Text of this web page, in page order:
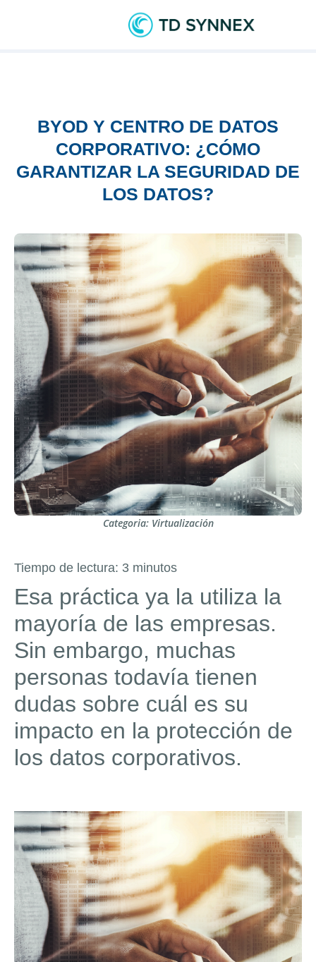
BYOD Y CENTRO DE DATOS
CORPORATIVO: ¿CÓMO
GARANTIZAR LA SEGURIDAD DE
LOS DATOS?
Categoria: Virtualización
Tiempo de lectura: 3 minutos
Esa práctica ya la utiliza la
mayoría de las empresas.
Sin embargo, muchas
personas todavía tienen
dudas sobre cuál es su
impacto en la protección de
los datos corporativos.